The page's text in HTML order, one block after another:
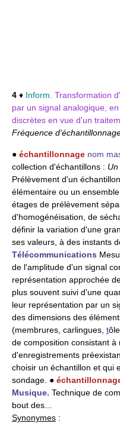
4 ♦ Inform. Transformation
par un signal analogique,
discrètes en vue d'un
Fréquence
● échantillonnage nom
collection d'échantillons :
Prélèvement d'un
élémentaire ou un
étages de prélèvement
d'homogénéisation, de
définir la variation d'une
ses valeurs, à des instants
Télécommunications
de l'amplitude d'un signal
représentation approchée
plus souvent suivi d'une
leur représentation par un
des dimensions des
(membrures, carlingues, t
de composition consistant
d'enregistrements
choisir un échantillon et qui
sondage. ●
Musique. Technique de
bout des...
Synonymes :